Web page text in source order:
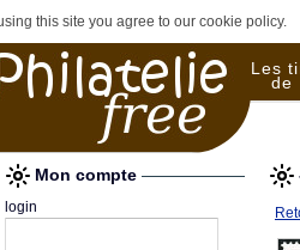
this site you agree to our cookie policy.
Les
de
Mon compte
login